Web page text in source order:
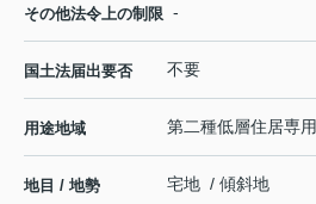
その他法令上の制限 -
国土法届出要否 不要
用途地域 第二種低層住居専用
地目 / 地勢 宅地 / 傾斜地